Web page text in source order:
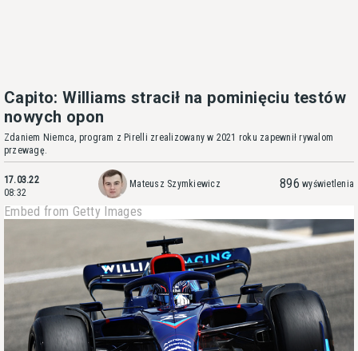
Capito: Williams stracił na pominięciu testów
nowych opon
Zdaniem Niemca, program z Pirelli zrealizowany w 2021 roku zapewnił rywalom
przewagę.
17.03.22
08:32
Mateusz Szymkiewicz 896 wyświetlenia
Embed from Getty Images